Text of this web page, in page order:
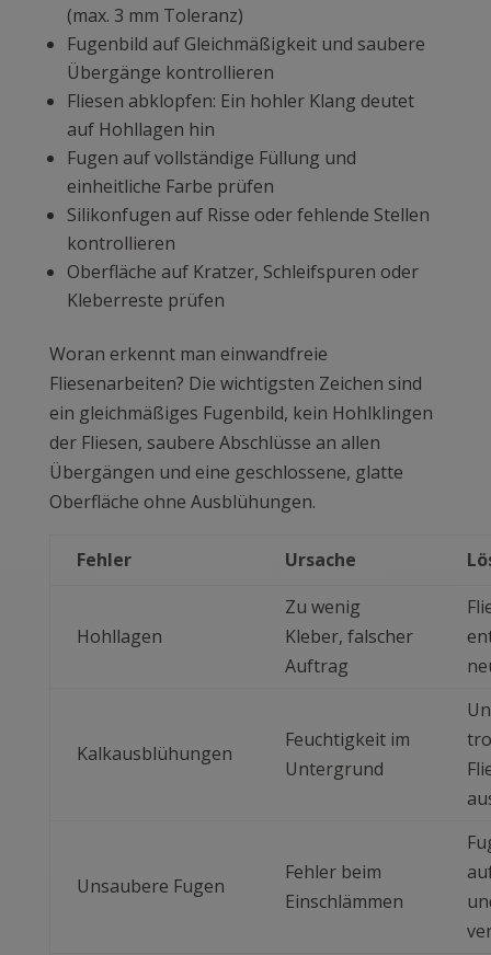
(max. 3 mm Toleranz)
Fugenbild auf Gleichmäßigkeit und saubere
Übergänge kontrollieren
Fliesen abklopfen: Ein hohler Klang deutet
auf Hohllagen hin
Fugen auf vollständige Füllung und
einheitliche Farbe prüfen
Silikonfugen auf Risse oder fehlende Stellen
kontrollieren
Oberfläche auf Kratzer, Schleifspuren oder
Kleberreste prüfen
Woran erkennt man einwandfreie
Fliesenarbeiten? Die wichtigsten Zeichen sind
ein gleichmäßiges Fugenbild, kein Hohlklingen
der Fliesen, saubere Abschlüsse an allen
Übergängen und eine geschlossene, glatte
Oberfläche ohne Ausblühungen.
Fehler Ursache
Hohllagen
Zu wenig
Kleber, falscher
Auftrag
Kalkausblühungen
Feuchtigkeit im
Untergrund
Unsaubere Fugen
Fehler beim
Einschlämmen